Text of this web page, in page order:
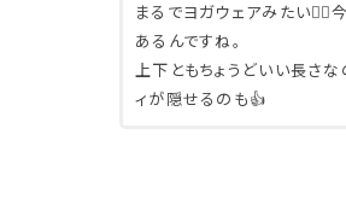
まるでヨガウェアみたい🧘‍♂️
あるんですね。
上下ともちょうどいい長さ
ィが隠せるのも👍